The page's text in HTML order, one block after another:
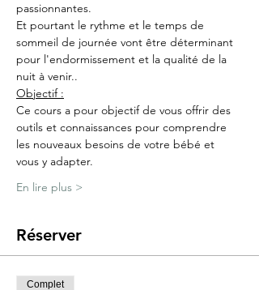
passionnantes.
Et pourtant le rythme et le temps de
sommeil de journée vont être déterminant
pour l'endormissement et la qualité de la
nuit à venir..
Objectif :
Ce cours a pour objectif de vous offrir des
outils et connaissances pour comprendre
les nouveaux besoins de votre bébé et
vous y adapter.
En lire plus >
Réserver
Complet